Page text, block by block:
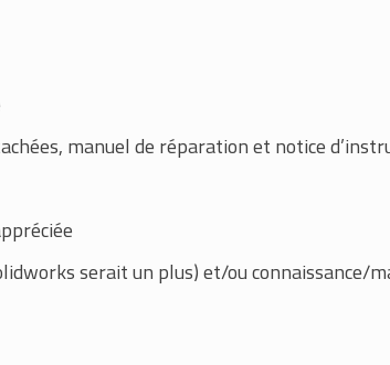
manuel de réparation et notice
serait un plus) et/ou connaissance/